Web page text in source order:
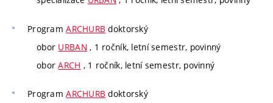
ProgramARCHURB doktorský
obor URBAN , 1 ročník, letní semestr, povinný
oborARCH , 1 ročník, letní semestr, povinný
ProgramARCHURB doktorský